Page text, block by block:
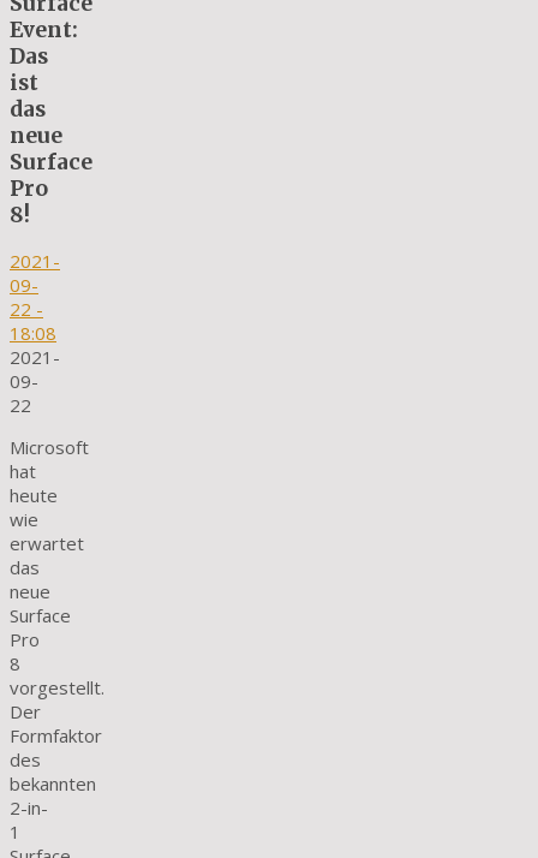
Event:
Das
ist
das
neue
Surface
Pro
8!
2021-
09-
22 -
18:08
2021-
09-
22
Microsoft
hat
heute
wie
erwartet
das
neue
Surface
Pro
8
vorgestellt.
Der
Formfaktor
des
bekannten
2-in-
1